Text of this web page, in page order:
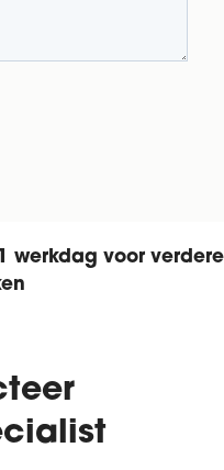
werkdag voor verdere